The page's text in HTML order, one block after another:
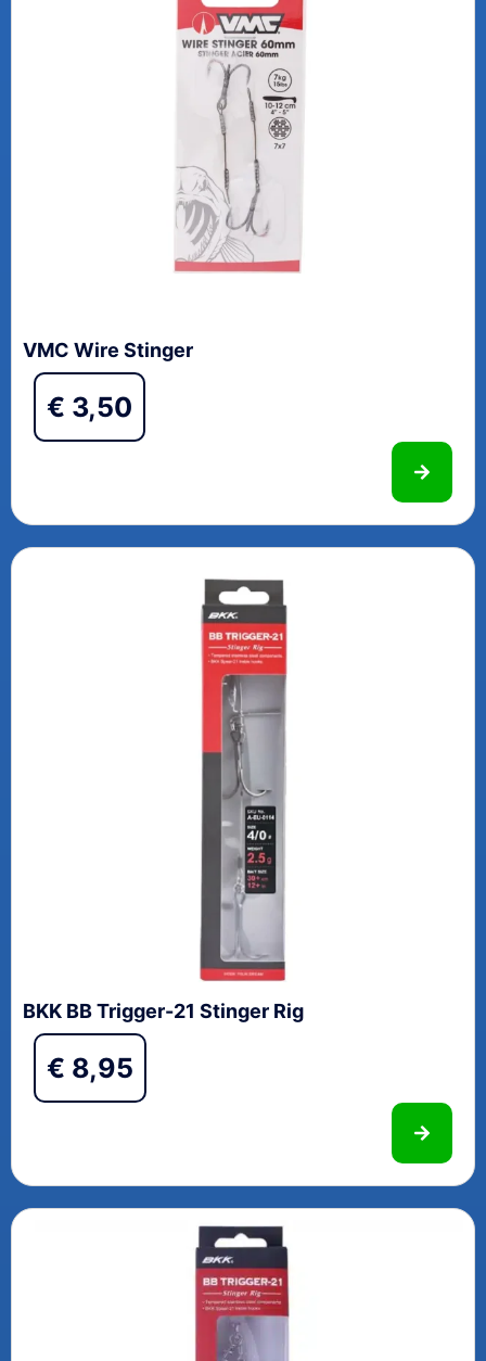
VMC Wire Stinger
€ 3,50
BKK BB Trigger-21 Stinger Rig
€ 8,95